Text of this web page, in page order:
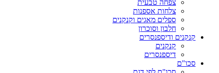
צפחה טבעית
צלחות אספנות
ספלים מאגים וקנקנים
חלבון וסוכרון
קנקנים ודיספנסרים
קנקנים
דיספנסרים
סכו"ם